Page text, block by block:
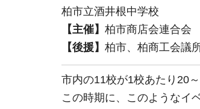
柏市立酒井根中学校
【主催】 柏市商店会連合会
【後援】 柏市、柏商工会議
市内の11校が1校あたり20
この時期に、このようなイ